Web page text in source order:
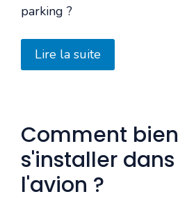
parking ?
Lire la suite
Comment bien
s'installer dans
l'avion ?